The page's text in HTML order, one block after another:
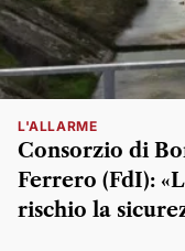
L'ALLARME
Consorzio di
Ferrero (FdI):
rischio la